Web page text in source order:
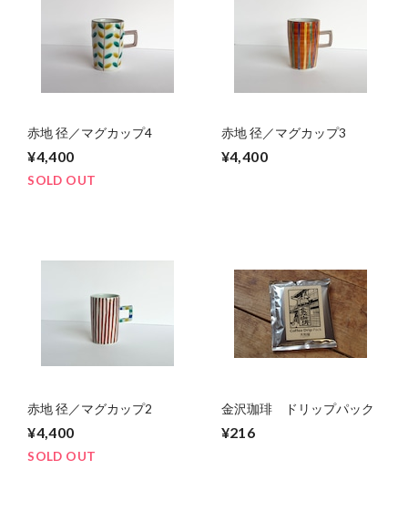
赤地 径／マグカップ4
¥4,400
SOLD OUT
赤地 径／マグカップ3
¥4,400
赤地 径／マグカップ2
¥4,400
SOLD OUT
金沢珈琲 ドリップパック
¥216